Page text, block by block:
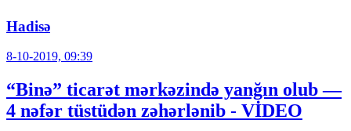
Hadisə
8-10-2019, 09:39
“Binə” ticarət mərkəzində yanğın olub —
4 nəfər tüstüdən zəhərlənib - VİDEO